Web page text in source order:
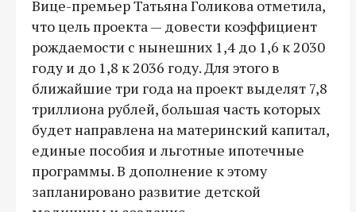
Вице-премьер Татьяна Голикова отметила,
что цель проекта — довести коэффициент
рождаемости с нынешних 1,4 до 1,6 к 2030
году и до 1,8 к 2036 году. Для этого в
ближайшие три года на проект выделят 7,8
триллиона рублей, большая часть которых
будет направлена на материнский капитал,
единые пособия и льготные ипотечные
программы. В дополнение к этому
запланировано развитие детской